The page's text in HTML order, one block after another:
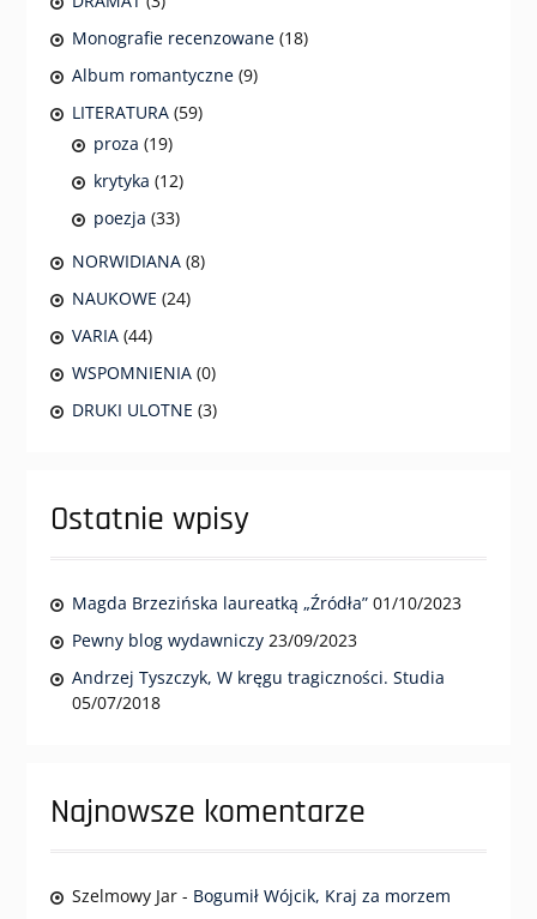
Monografie recenzowane (18)
Album romantyczne (9)
LITERATURA (59)
proza (19)
krytyka (12)
poezja (33)
NORWIDIANA (8)
NAUKOWE (24)
VARIA (44)
WSPOMNIENIA (0)
DRUKI ULOTNE (3)
Ostatnie wpisy
Magda Brzezińska laureatką „Źródła” 01/10/2023
Pewny blog wydawniczy 23/09/2023
Andrzej Tyszczyk, W kręgu tragiczności. Studia
05/07/2018
Najnowsze komentarze
Szelmowy Jar- Bogumił Wójcik, Kraj za morzem